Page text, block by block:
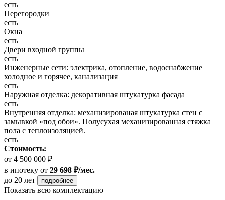
есть
Перегородки
есть
Окна
есть
Двери входной группы
есть
Инженерные сети: электрика, отопление, водоснабжение
холодное и горячее, канализация
есть
Наружная отделка: декоративная штукатурка фасада
есть
Внутренняя отделка: механизированая штукатурка стен с
замывкой «под обои». Полусухая механизированная стяжка
пола с теплоизоляцией.
есть
Стоимость:
от 4 500 000 ₽
в ипотеку от 29 698 ₽/мес.
до 20 лет
подробнее
Показать всю комплектацию